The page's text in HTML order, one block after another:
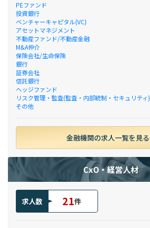
PEファンド
投資銀行
ベンチャーキャピタル(VC)
アセットマネジメント
不動産ファンド/不動産金融
M&A仲介
保険会社/生命保険
銀行
証券会社
信託銀行
ヘッジファンド
リスク管理・監査(監査・内部統制・セキュリティ)
その他
金融機関の求人一覧を見る
CxO・経営人材
求人数 21件